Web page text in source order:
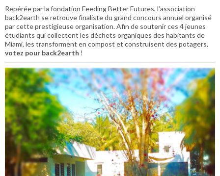
Repérée par la fondation Feeding Better Futures, l’association
back2earth se retrouve finaliste du grand concours annuel organisé
par cette prestigieuse organisation. Afin de soutenir ces 4 jeunes
étudiants qui collectent les déchets organiques des habitants de
Miami, les transforment en compost et construisent des potagers,
votez pour back2earth !